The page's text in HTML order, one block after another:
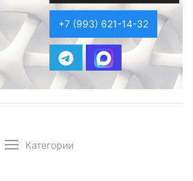
+7 (993) 621-14-32
Категории